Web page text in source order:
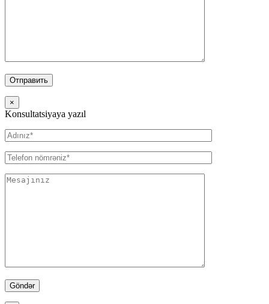
×
Konsultatsiyaya yazıl